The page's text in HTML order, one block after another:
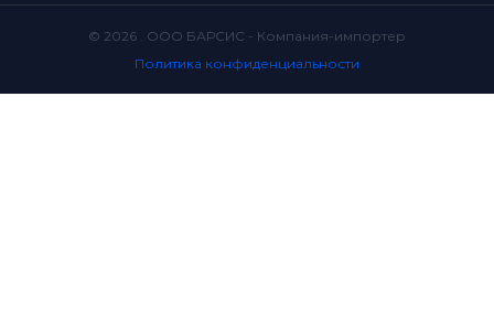
© 2026 . ООО БАРСИС - Компания-импортер
Политика конфиденциальности